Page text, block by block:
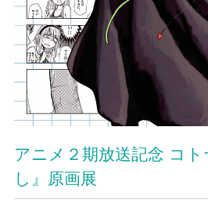
アニメ２期放送記念 コ
し』原画展